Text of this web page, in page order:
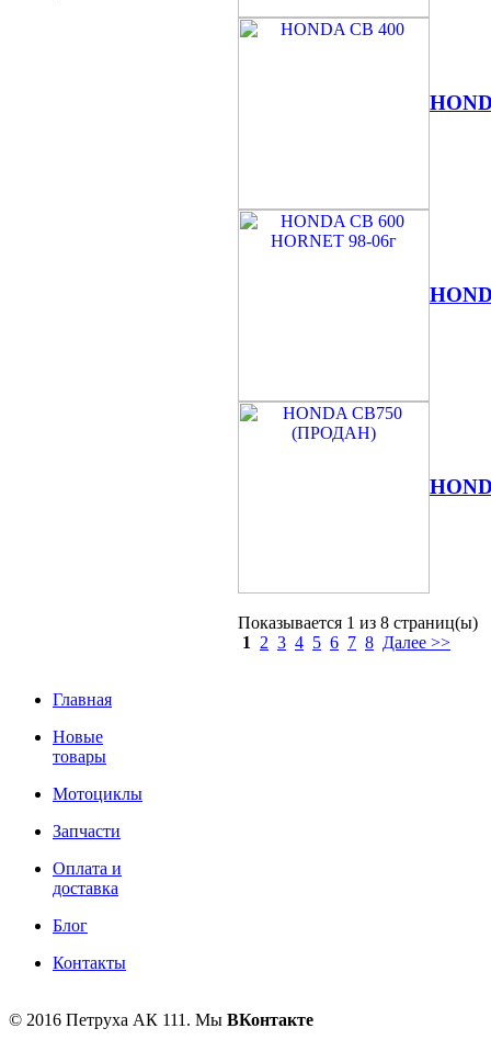
Показывается 1 из 8 страниц(ы)
1
2 3 4 5 6 7 8 Далее >>
Главная
Новые
товары
Мотоциклы
Запчасти
Оплата и
доставка
Блог
Контакты
© 2016 Петруха АК 111. Мы ВКонтакте